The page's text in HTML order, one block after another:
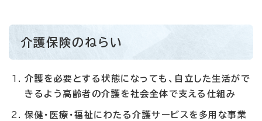
介護保険のねらい
介護を必要とする状態になっても、自立した生活がで
きるよう高齢者の介護を社会全体で支える仕組み
保健・医療・福祉にわたる介護サービスを多用な事業